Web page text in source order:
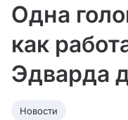
Одна
как
Эдварда
Новости